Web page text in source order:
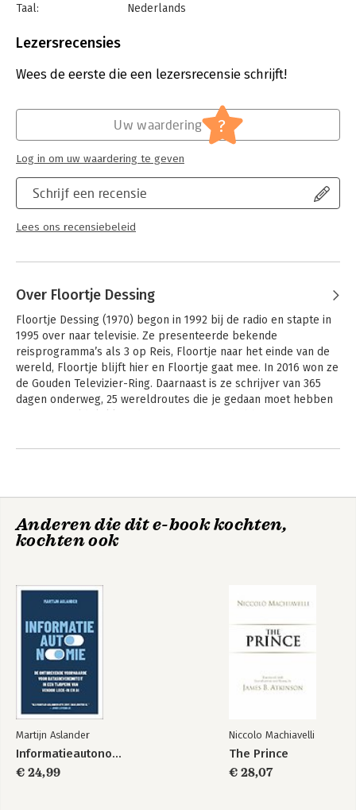
en andere manieren van opvoeden, eten en de tijd beleven.
ze zich herpakt als ze tegen haar eigen grenzen aanloopt.
Terwijl ze dieper graaft naar haar drijfveren gaat ze de
belangrijke thema’s van onze tijd niet uit de weg. Maar ze deelt
net zo goed een ochtendhumeur hebben en waarom je in de
bush nooit een zwarte broek moet dragen.
Heimwee moet je koesteren is een verzameling van de
groot als klein, ver weg als dicht bij huis.
Taal:
Nederlands
Beveiliging:
Aantal pagina's:
336
Verschijningsdatum:
11-4-2023
Hoofdrubriek:
Lezersrecensies
Wees de eerste die een lezersrecensie schrijft!
Schrijf een recensie
Lees ons recensiebeleid
Uw waardering ?
Log in om uw waardering te geven
Over Floortje Dessing
Floortje Dessing (1970) begon in 1992 bij de radio en stapte in
1995 over naar televisie. Ze presenteerde bekende
reisprogramma’s als 3 op Reis, Floortje naar het einde van de
wereld, Floortje blijft hier en Floortje gaat mee. In 2016 won ze
de Gouden Televizier-Ring. Daarnaast is ze schrijver van 365
dagen onderweg, 25 wereldroutes die je gedaan moet hebben
Anderen die dit e-book kochten,
kochten ook
Martijn Aslander
Informatieautonomie
€ 24,99
Niccolo Machiavelli
The Prince
€ 28,07